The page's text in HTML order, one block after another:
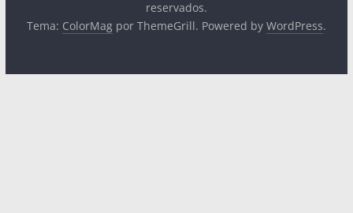
reservados.
Tema: ColorMagpor ThemeGrill. Powered by WordPress.